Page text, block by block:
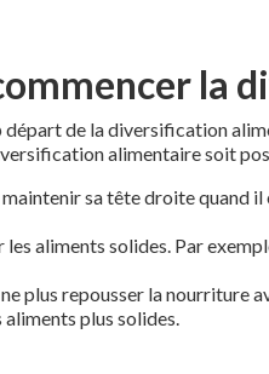
la
de la diversification
alimentaire soit
sa tête droite quand il
les aliments solides. Par
plus repousser la nourriture
plus solides.